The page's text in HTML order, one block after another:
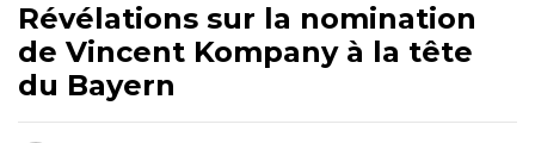
Révélations sur la nomination
de Vincent Kompany à la tête
du Bayern